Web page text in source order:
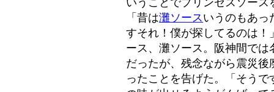
いうことでプリンセスソー
「昔は灘ソースいうのもあっ
すそれ！僕が探してるのは
ース、灘ソース。阪神間で
だったが、残念ながら震災
ったことを告げた。「そう